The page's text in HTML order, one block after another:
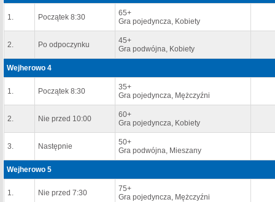
1. Początek 8:30
65+
Gra pojedyncza, Kobiety
2. Po odpoczynku
45+
Gra podwójna, Kobiety
Wejherowo 4
1. Początek 8:30
35+
Gra pojedyncza, Mężczyźni
2. Nie przed 10:00
60+
Gra pojedyncza, Kobiety
3. Następnie
50+
Gra podwójna, Mieszany
Wejherowo 5
1. Nie przed 7:30
75+
Gra pojedyncza, Mężczyźni